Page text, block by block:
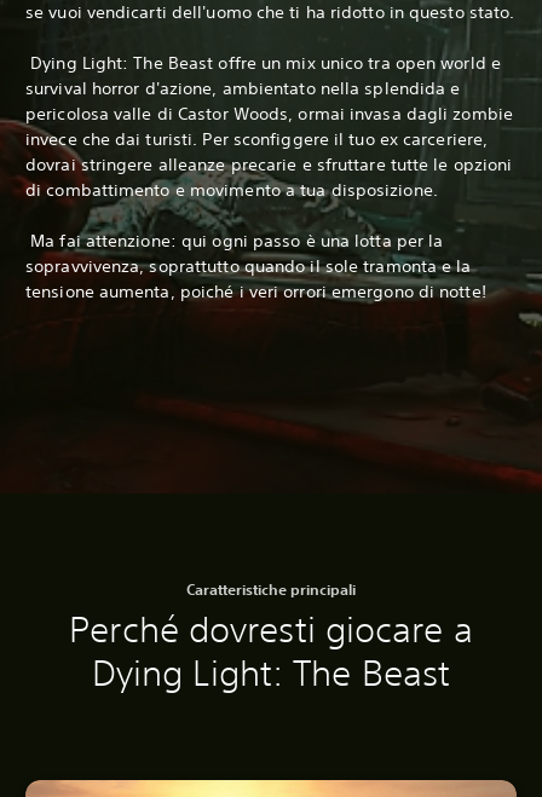
se vuoi vendicarti dell'uomo che ti ha ridotto in questo stato.
‎ Dying Light: The Beast offre un mix unico tra open world e
survival horror d'azione, ambientato nella splendida e
pericolosa valle di Castor Woods, ormai invasa dagli zombie
invece che dai turisti. Per sconfiggere il tuo ex carceriere,
dovrai stringere alleanze precarie e sfruttare tutte le opzioni
di combattimento e movimento a tua disposizione.
‎ Ma fai attenzione: qui ogni passo è una lotta per la
sopravvivenza, soprattutto quando il sole tramonta e la
tensione aumenta, poiché i veri orrori emergono di notte!
Caratteristiche principali
Perché dovresti giocare a
Dying Light: The Beast